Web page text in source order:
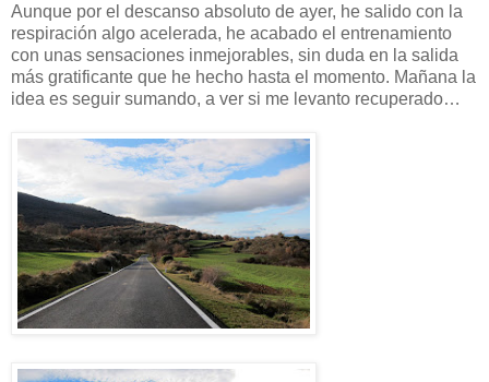
Aunque por el descanso absoluto de ayer, he salido con la
respiración algo acelerada, he acabado el entrenamiento
con unas sensaciones inmejorables, sin duda en la salida
más gratificante que he hecho hasta el momento. Mañana la
idea es seguir sumando, a ver si me levanto recuperado…